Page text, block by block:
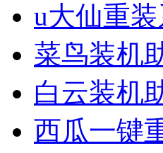
u大仙重
菜鸟装机
白云装机
西瓜一键